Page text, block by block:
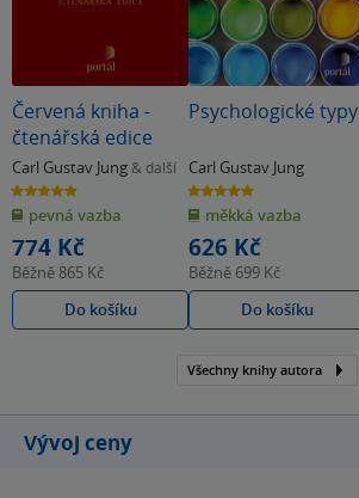
Červená kniha -
čtenářská edice
Carl Gustav Jung & další
5.0
z
5
hvězdiček
pevná vazba
774 Kč
Běžně 865 Kč
Do košíku
Psychologické typy
Carl Gustav Jung
5.0
z
5
hvězdiček
měkká vazba
626 Kč
Běžně 699 Kč
Do košíku
Všechny knihy autora
Vývoj ceny